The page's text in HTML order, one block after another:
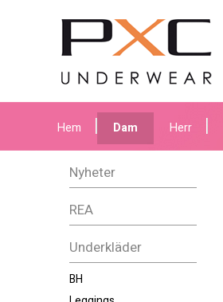
Hem Dam Herr
Nyheter
REA
Underkläder
BH